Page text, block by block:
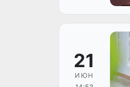
21
ИЮН